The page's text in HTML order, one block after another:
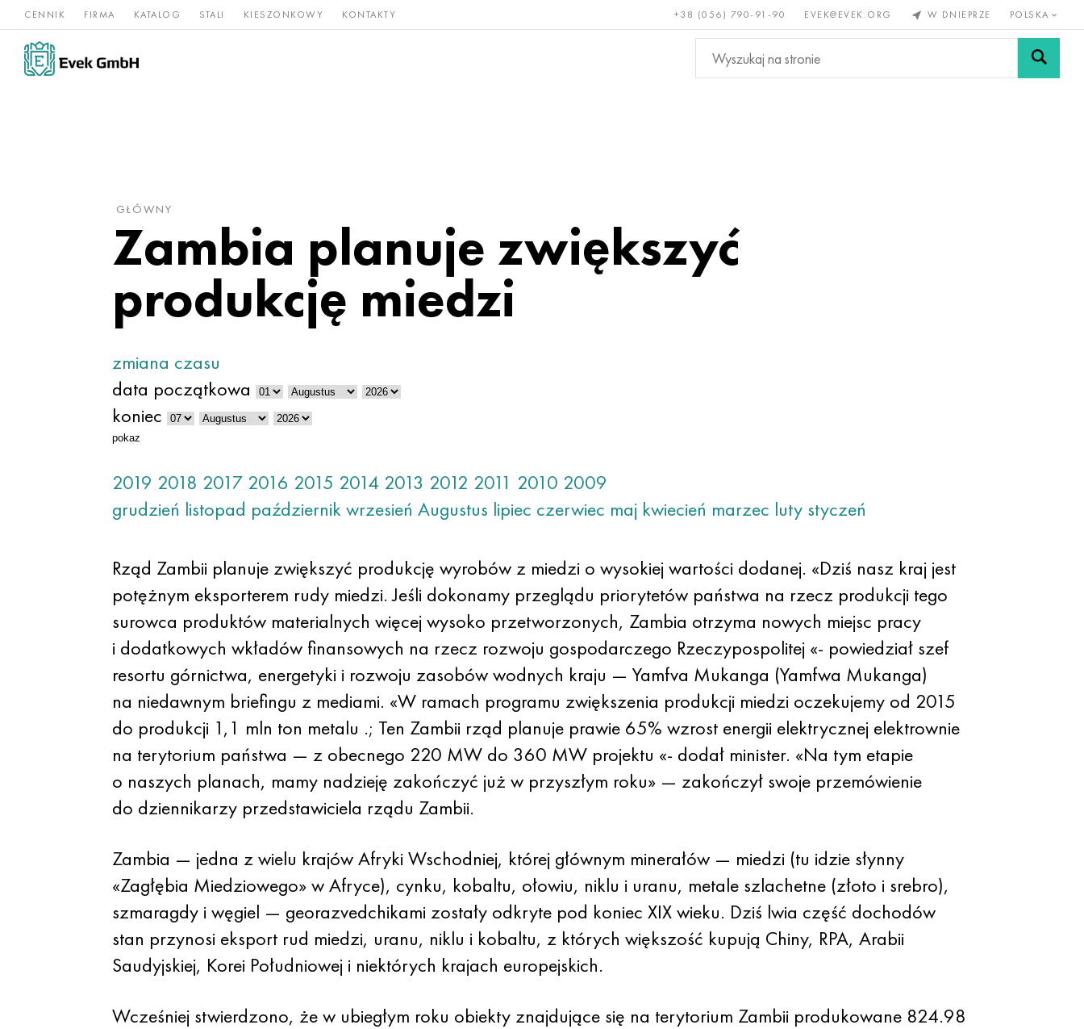
CENNIK FIRMA KATALOG STALI KIESZONKOWY KONTAKTY +38 (056) 790-91-90 EVEK@EVEK.ORG W DNIEPRZE POLSKA
Stopy
niklu
Stal Rzadkie i Brąz, miedź, Metale
nieżelazne
Stali Siatki i
GŁÓWNY
Zambia planuje zwiększyć
produkcję miedzi
zmiana czasu
data początkowa
koniec
pokaz
2019 2018 2017 2016 2015 2014 2013 2012 2011 2010 2009
grudzień listopad październikwrzesień Augustus lipiec czerwiec maj kwiecień marzec luty styczeń
Rząd Zambii planuje zwiększyć produkcję wyrobów z miedzi o wysokiej wartości dodanej. «Dziś nasz kraj jest
potężnym eksporterem rudy miedzi. Jeśli dokonamy przeglądu priorytetów państwa na rzecz produkcji tego
surowca produktów materialnych więcej wysoko przetworzonych, Zambia otrzyma nowych miejsc pracy
i dodatkowych wkładów finansowych na rzecz rozwoju gospodarczego Rzeczypospolitej «- powiedział szef
resortu górnictwa, energetyki i rozwoju zasobów wodnych kraju — Yamfva Mukanga (Yamfwa Mukanga)
na niedawnym briefingu z mediami. «W ramach programu zwiększenia produkcji miedzi oczekujemy od 2015
do produkcji 1,1 mln ton metalu .; Ten Zambii rząd planuje prawie 65% wzrost energii elektrycznej elektrownie
na terytorium państwa — z obecnego 220 MW do 360 MW projektu «- dodał minister. «Na tym etapie
o naszych planach, mamy nadzieję zakończyć już w przyszłym roku» — zakończył swoje przemówienie
do dziennikarzy przedstawiciela rządu Zambii.
Zambia — jedna z wielu krajów Afryki Wschodniej, której głównym minerałów — miedzi (tu idzie słynny
«Zagłębia Miedziowego» w Afryce), cynku, kobaltu, ołowiu, niklu i uranu, metale szlachetne (złoto i srebro),
szmaragdy i węgiel — georazvedchikami zostały odkryte pod koniec XIX wieku. Dziś lwia część dochodów
stan przynosi eksport rud miedzi, uranu, niklu i kobaltu, z których większość kupują Chiny, RPA, Arabii
Saudyjskiej, Korei Południowej i niektórych krajach europejskich.
Wcześniej stwierdzono, że w ubiegłym roku obiekty znajdujące się na terytorium Zambii produkowane 824.98